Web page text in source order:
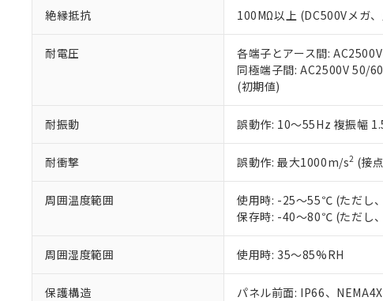
絶縁抵抗 100MΩ以上 (DC500Vメガ
耐電圧
各端子とアース間:
同極端子間: AC2500V 50/
(初期値)
耐振動 誤動作: 10～55Hz 複振幅
耐衝撃 誤動作: 最大1000m/s2 (接
周囲温度範囲
使用時: -25～55℃ (ただし
保存時: -40～80℃ (ただし
周囲湿度範囲 使用時: 35～85%RH
保護構造 パネル前面: IP66、
混在することから備考
既に当社にて対応品へ
り割愛しております。